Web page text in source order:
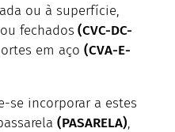
ou à superfície,
ou fechados (CVC-DC-
em aço (CVA-E-
se incorporar a estes
(PASARELA),